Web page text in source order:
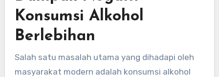
Konsumsi Alkohol
Berlebihan
Salah satu masalah utama yang dihadapi oleh
masyarakat modern adalah konsumsi alkohol